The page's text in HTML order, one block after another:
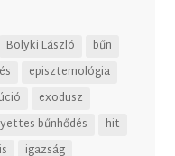
Bolyki László
bűn
episztemológia
exodusz
bűnhődés
hit
igazság